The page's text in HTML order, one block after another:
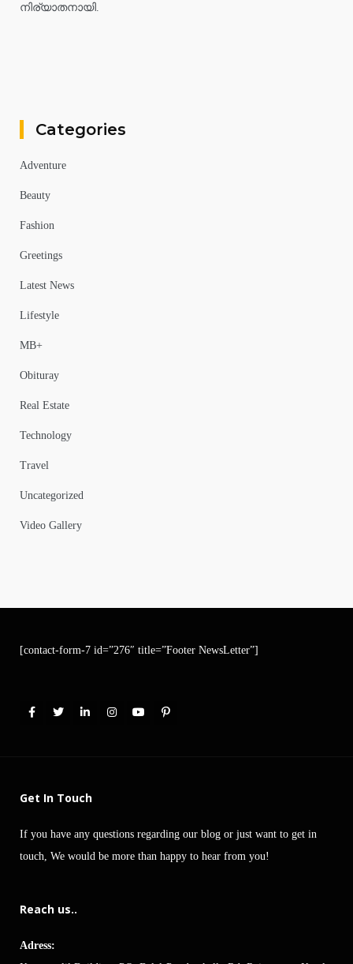
നിര്യാതനായി.
Categories
Adventure
Beauty
Fashion
Greetings
Latest News
Lifestyle
MB+
Obituray
Real Estate
Technology
Travel
Uncategorized
Video Gallery
[contact-form-7 id=”276″ title=”Footer NewsLetter”]
Get In Touch
If you have any questions regarding our blog or just want to get in
touch, We would be more than happy to hear from you!
Reach us..
Adress: